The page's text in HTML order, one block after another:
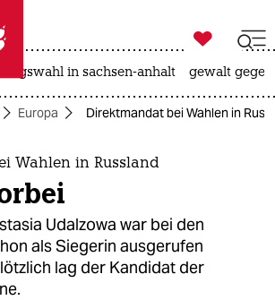
taz zahl ich
taz zahl ich

taz zahl ich
in sachsen-anhalt gewalt
Europa Direktmandat bei Wahlen in
Wahlen in Russland
Udalzowa war bei den
als Siegerin ausgerufen
lag der Kandidat der